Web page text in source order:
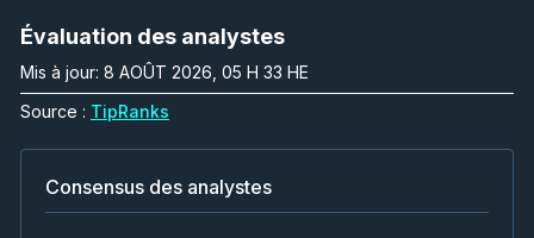
Évaluation des analystes
Mis à jour: 8 AOÛT 2026, 05 H 33 HE
Source : TipRanks
Consensus des analystes